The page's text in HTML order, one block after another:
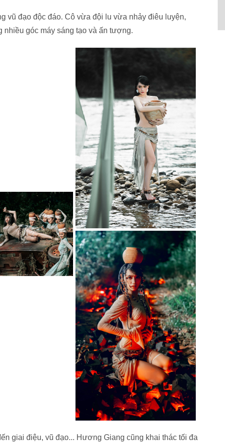
vũ đạo độc đáo. Cô vừa đội lu vừa nhảy điêu luyện,
nhiều góc máy sáng tạo và ấn tượng.
giai điệu, vũ đạo... Hương Giang cũng khai thác tối đa